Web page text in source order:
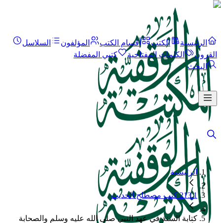
الرئيسية الكتب أقسام الكتب المؤلفون
السلاسل
القرون
الكلمات المفتاحية
كتبي المفضلة
البحث
الرئيسية
213.1 كتب مصطلح الحديث
كتابة السنة في عهد النبي صلى الله عليه وسلم والصحابة